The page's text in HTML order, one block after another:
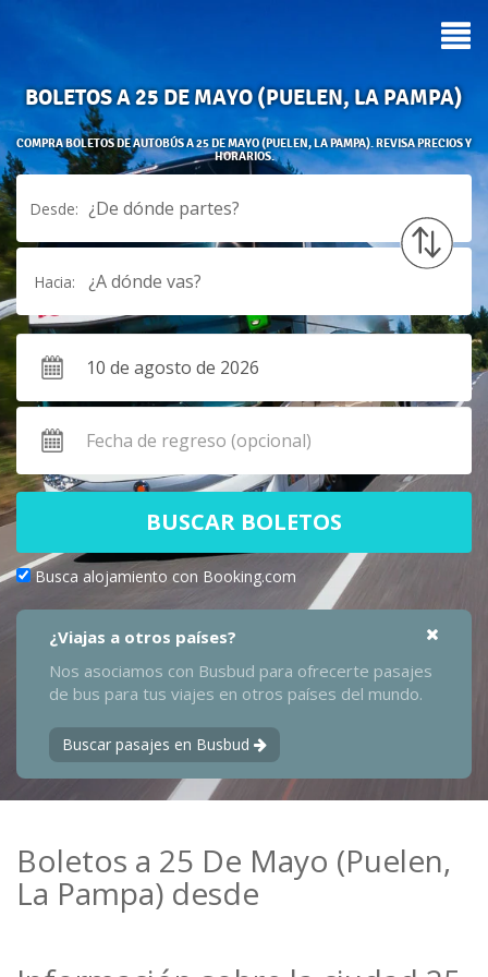
BOLETOS A 25 DE MAYO (PUELEN, LA PAMPA)
COMPRA BOLETOS DE AUTOBÚS A 25 DE MAYO (PUELEN, LA PAMPA). REVISA PRECIOS Y
HORARIOS.
Desde: ¿De dónde partes?
Hacia: ¿A dónde vas?
BUSCAR BOLETOS
Busca alojamiento con Booking.com
¿Viajas a otros países?
Nos asociamos con Busbud para ofrecerte pasajes
de bus para tus viajes en otros países del mundo.
Buscar pasajes en Busbud
Boletos a 25 De Mayo (Puelen,
La Pampa) desde